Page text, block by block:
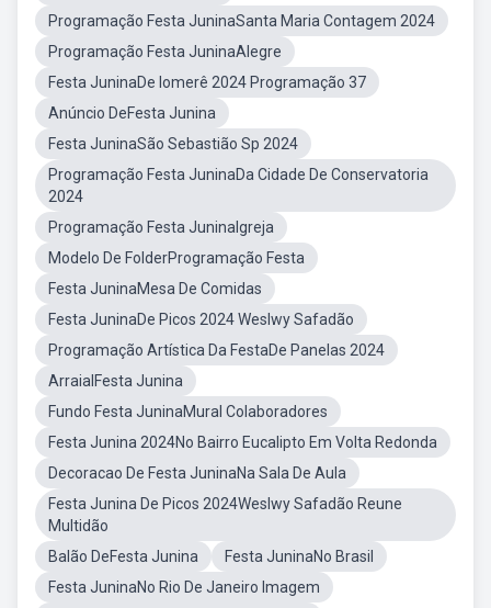
Programação Festa JuninaSanta Maria Contagem 2024
Programação Festa JuninaAlegre
Festa JuninaDe Iomerê 2024 Programação 37
Anúncio DeFesta Junina
Festa JuninaSão Sebastião Sp 2024
Programação Festa JuninaDa Cidade De Conservatoria
2024
Programação Festa JuninaIgreja
Modelo De FolderProgramação Festa
Festa JuninaMesa De Comidas
Festa JuninaDe Picos 2024 Weslwy Safadão
Programação Artística Da FestaDe Panelas 2024
ArraialFesta Junina
Fundo Festa JuninaMural Colaboradores
Festa Junina 2024No Bairro Eucalipto Em Volta Redonda
Decoracao De Festa JuninaNa Sala De Aula
Festa Junina De Picos 2024Weslwy Safadão Reune
Multidão
Balão DeFesta Junina
Festa JuninaNo Brasil
Festa JuninaNo Rio De Janeiro Imagem